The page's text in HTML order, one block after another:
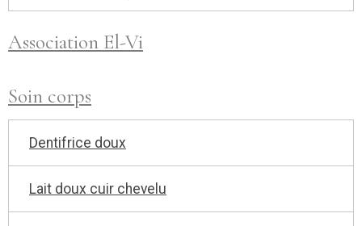
Association El-Vi
Soin corps
Dentifrice doux
Lait doux cuir chevelu